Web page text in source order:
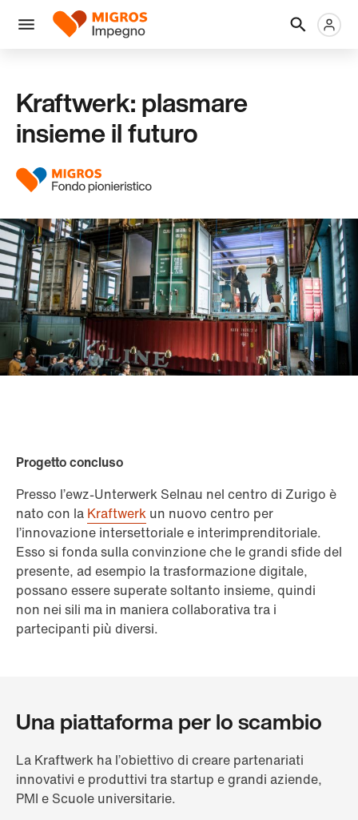
navigazione
Intestazione
Menu
Logo
Kraftwerk: plasmare
insieme il futuro
Progetto concluso
Presso l’ewz-Unterwerk Selnau nel centro di Zurigo è
nato con la Kraftwerk un nuovo centro per
l’innovazione intersettoriale e interimprenditoriale.
Esso si fonda sulla convinzione che le grandi sfide del
presente, ad esempio la trasformazione digitale,
possano essere superate soltanto insieme, quindi
non nei sili ma in maniera collaborativa tra i
partecipanti più diversi.
Una piattaforma per lo scambio
La Kraftwerk ha l’obiettivo di creare partenariati
innovativi e produttivi tra startup e grandi aziende,
PMI e Scuole universitarie.